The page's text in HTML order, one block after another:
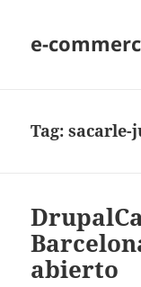
e-
Tag:sacarle-
abierto